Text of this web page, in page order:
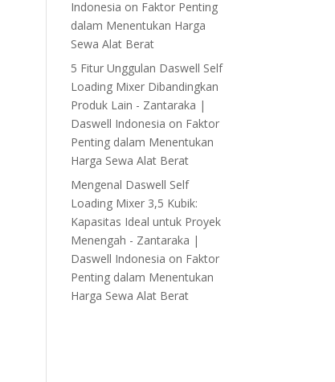
Indonesia on Faktor Penting
dalam Menentukan Harga
Sewa Alat Berat
5 Fitur Unggulan Daswell Self
Loading Mixer Dibandingkan
Produk Lain - Zantaraka |
Daswell Indonesia on Faktor
Penting dalam Menentukan
Harga Sewa Alat Berat
Mengenal Daswell Self
Loading Mixer 3,5 Kubik:
Kapasitas Ideal untuk Proyek
Menengah - Zantaraka |
Daswell Indonesia on Faktor
Penting dalam Menentukan
Harga Sewa Alat Berat